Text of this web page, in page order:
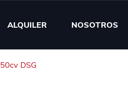
ALQUILER NOSOTROS
DSG